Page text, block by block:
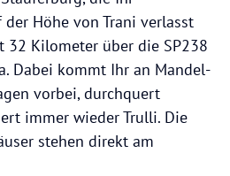
Höhe von Trani verlasst
Kilometer über die SP238
Dabei kommt Ihr an Mandel-
vorbei, durchquert
immer wieder Trulli. Die
stehen direkt am